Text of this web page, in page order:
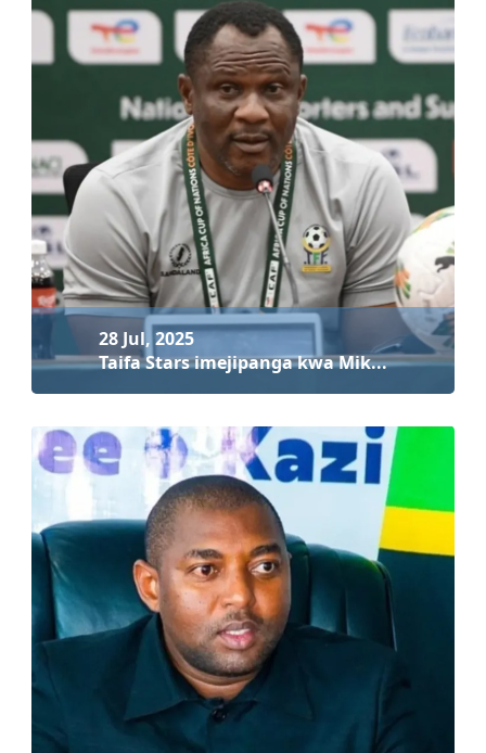
28 Jul, 2025
Taifa Stars imejipanga kwa Mikakati Thab...
Soma zaidi
28 Jul, 2025
Taifa Stars imejipanga kwa Mik...